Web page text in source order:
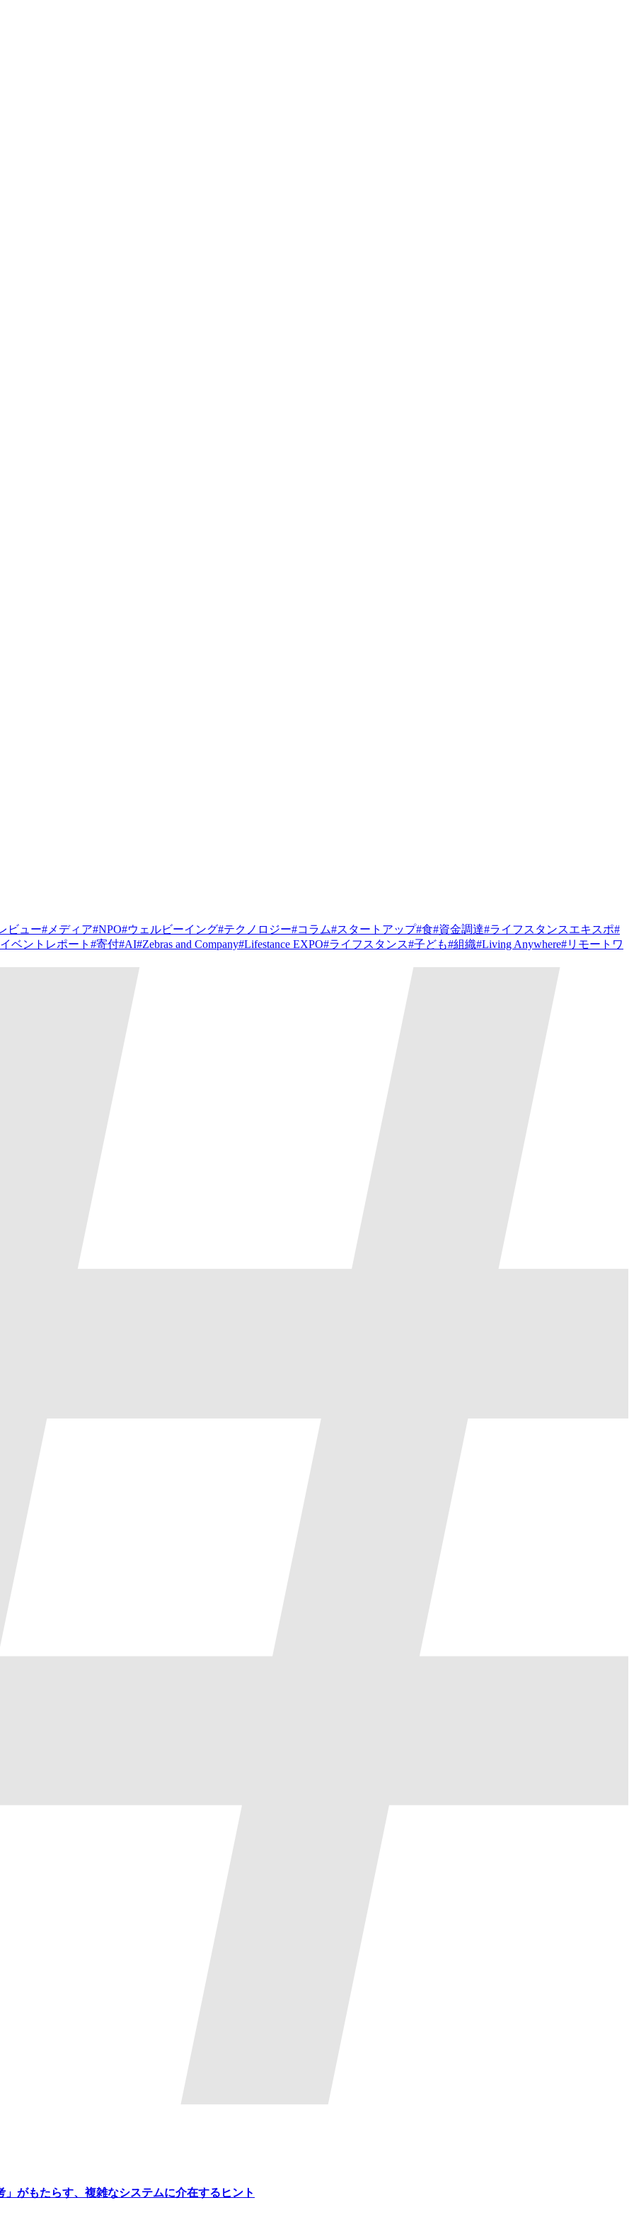
ビュー# メディア#NPO#ウェルビーイング#テクノロジー#コラム#スタートアップ#食#資金調達#ライフスタンスエキスポ#
イベントレポート #寄付#AI#Zebras and Company#Lifestance EXPO#ライフスタンス#子ども#組織#Living Anywhere#リモートワ
がもたらす、複雑なシステムに介在するヒント